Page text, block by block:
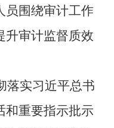
员围绕审计工作
升审计监督质效
实习近平总书
和重要指示批示